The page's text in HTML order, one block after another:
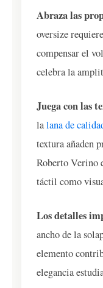
Abraza las
oversize
compensar el
celebra la
Juega con las
lalana de
textura añaden
Roberto Verino
táctil como
Los detalles
ancho de la
elemento
elegancia